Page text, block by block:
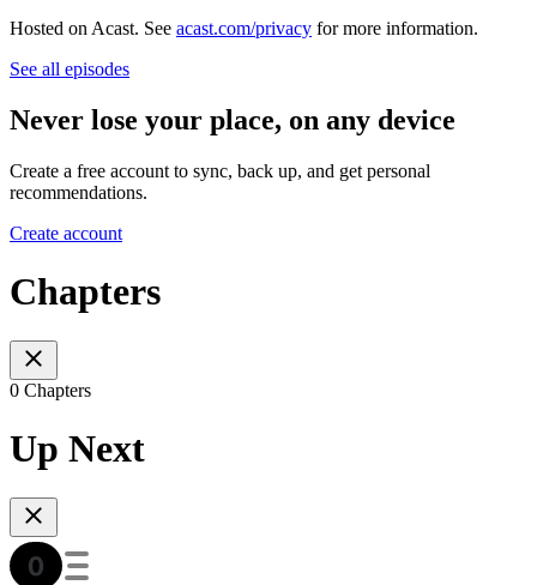
Hosted on Acast. See acast.com/privacy for more information.
See all episodes
Never lose your place, on any device
Create a free account to sync, back up, and get personal
recommendations.
Create account
Chapters
0 Chapters
Up Next